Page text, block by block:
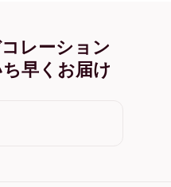
Asters オーク
Asters ワイド ブラック
Asters ワイド ホワイト
レーション
早くお届け